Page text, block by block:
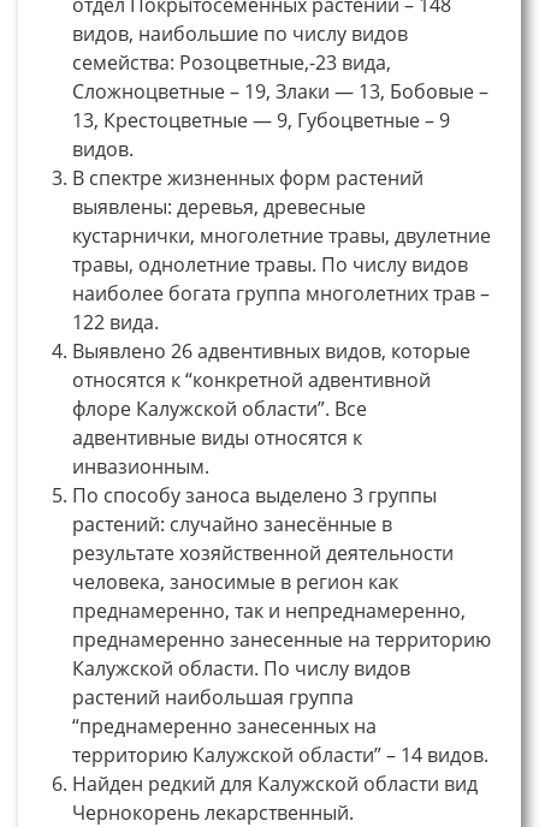
видов, наибольшие по числу видов
семейства: Розоцветные,-23 вида,
Сложноцветные – 19, Злаки — 13, Бобовые –
13, Крестоцветные — 9, Губоцветные – 9
видов.
В спектре жизненных форм растений
выявлены: деревья, древесные
кустарнички, многолетние травы, двулетние
травы, однолетние травы. По числу видов
наиболее богата группа многолетних трав –
122 вида.
Выявлено 26 адвентивных видов, которые
относятся к “конкретной адвентивной
флоре Калужской области”. Все
адвентивные виды относятся к
инвазионным.
По способу заноса выделено 3 группы
растений: случайно занесённые в
результате хозяйственной деятельности
человека, заносимые в регион как
преднамеренно, так и непреднамеренно,
преднамеренно занесенные на территорию
Калужской области. По числу видов
растений наибольшая группа
“преднамеренно занесенных на
территорию Калужской области” – 14 видов.
Найден редкий для Калужской области вид
Чернокорень лекарственный.